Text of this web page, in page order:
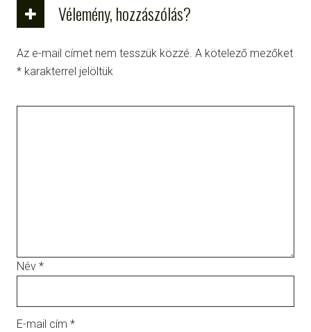
Vélemény, hozzászólás?
Az e-mail címet nem tesszük közzé. A kötelező mezőket
* karakterrel jelöltük
Név *
E-mail cím *